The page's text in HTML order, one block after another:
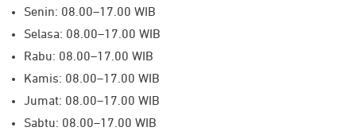
Senin: 08.00–17.00 WIB
Selasa: 08.00–17.00 WIB
Rabu: 08.00–17.00 WIB
Kamis: 08.00–17.00 WIB
Jumat: 08.00–17.00 WIB
Sabtu: 08.00–17.00 WIB